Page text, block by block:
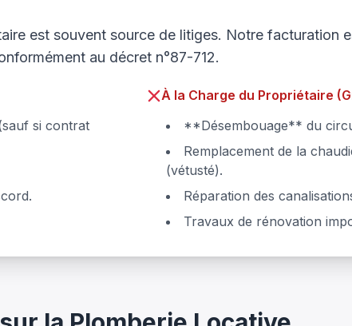
est souvent source de litiges. Notre facturation
au décret n°87-712.
si contrat
À la Charge du Propriétaire
**Désembouage** du
Remplacement de la
(vétusté).
Réparation des
Travaux de rénovation